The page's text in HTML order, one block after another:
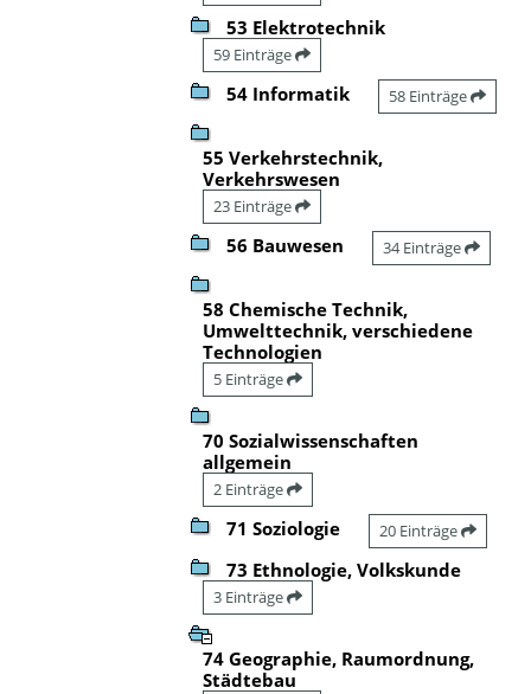
53 Elektrotechnik
59 Einträge
54 Informatik 58 Einträge
55 Verkehrstechnik,
Verkehrswesen
23 Einträge
56 Bauwesen 34 Einträge
58 Chemische Technik,
Umwelttechnik, verschiedene
Technologien
5 Einträge
70 Sozialwissenschaften
allgemein
2 Einträge
71 Soziologie 20 Einträge
73 Ethnologie, Volkskunde
3 Einträge
74 Geographie, Raumordnung,
Städtebau